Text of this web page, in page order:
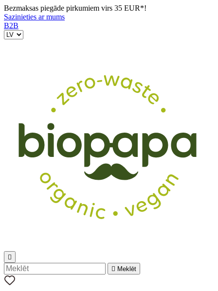
Bezmaksas piegāde pirkumiem virs 35 EUR*!
Sazinieties ar mums
B2B

 Meklēt